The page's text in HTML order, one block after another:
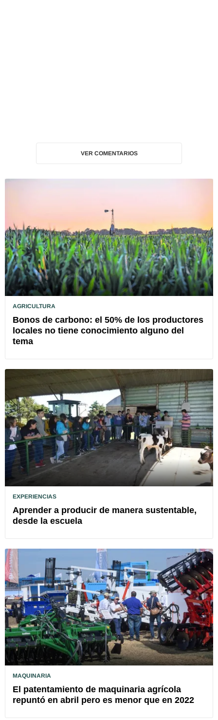
VER COMENTARIOS
AGRICULTURA
Bonos de carbono: el 50% de los productores
locales no tiene conocimiento alguno del
tema
EXPERIENCIAS
Aprender a producir de manera sustentable,
desde la escuela
MAQUINARIA
El patentamiento de maquinaria agrícola
repuntó en abril pero es menor que en 2022